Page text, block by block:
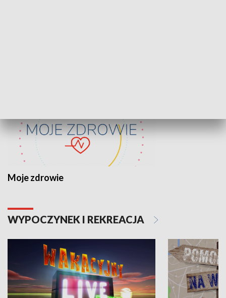
Moje zdrowie
WYPOCZYNEK I REKREACJA